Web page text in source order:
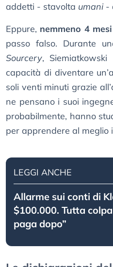
addetti - stavolta umani-
Eppure, nemmeno 4
passo falso. Durante
Sourcery,
capacità di diventare
soli venti minuti grazie
ne pensano i suoi
probabilmente, hanno
per apprendere al meglio
LEGGI ANCHE
Allarme sui conti di
$100.000. Tutta
paga dopo”